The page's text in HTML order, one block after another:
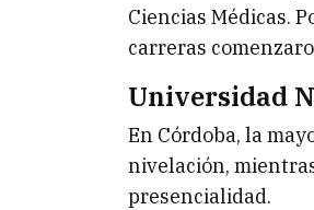
Ciencias Médicas.
carreras
Universidad
En Córdoba, la
nivelación,
presencialidad.